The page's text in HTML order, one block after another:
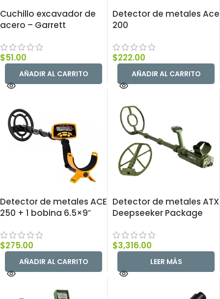
Cuchillo excavador de
acero – Garrett
$51.00
AÑADIR AL CARRITO
Detector de metales Ace
200
$222.00
AÑADIR AL CARRITO
Detector de metales ACE
250 + 1 bobina 6.5×9″
$275.00
AÑADIR AL CARRITO
Detector de metales ATX
Deepseeker Package
$3,316.00
LEER MÁS